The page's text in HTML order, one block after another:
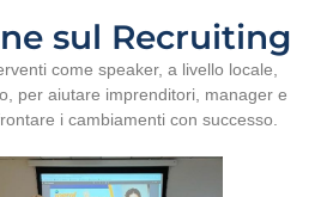
sul Recruiting
come speaker, a livello locale,
per aiutare imprenditori, manager e
i cambiamenti con successo.